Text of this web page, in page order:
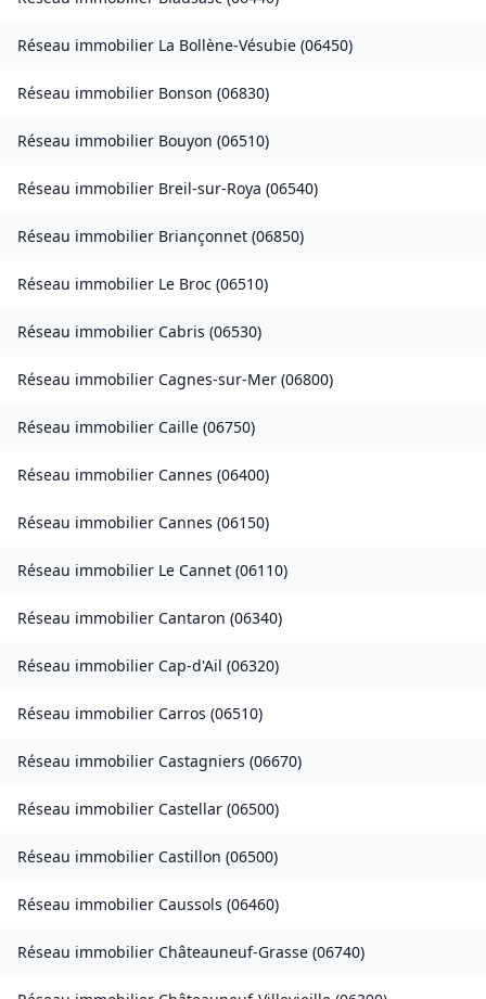
Réseau immobilier La Bollène-Vésubie (06450)
Réseau immobilier Bonson (06830)
Réseau immobilier Bouyon (06510)
Réseau immobilier Breil-sur-Roya (06540)
Réseau immobilier Briançonnet (06850)
Réseau immobilier Le Broc (06510)
Réseau immobilier Cabris (06530)
Réseau immobilier Cagnes-sur-Mer (06800)
Réseau immobilier Caille (06750)
Réseau immobilier Cannes (06400)
Réseau immobilier Cannes (06150)
Réseau immobilier Le Cannet (06110)
Réseau immobilier Cantaron (06340)
Réseau immobilier Cap-d'Ail (06320)
Réseau immobilier Carros (06510)
Réseau immobilier Castagniers (06670)
Réseau immobilier Castellar (06500)
Réseau immobilier Castillon (06500)
Réseau immobilier Caussols (06460)
Réseau immobilier Châteauneuf-Grasse (06740)